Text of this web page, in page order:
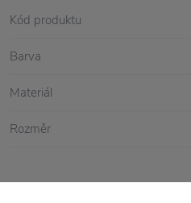
Kód produktu
Barva
Materiál
Rozměr